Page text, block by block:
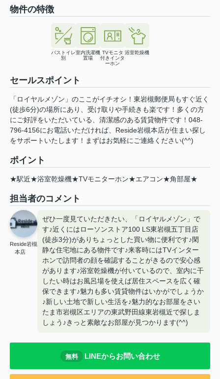
物件の特徴
バストイレ
別
室内洗濯機
置場
TVモニタ
付きインタ
ーホン
浴室乾燥機
セールスポイント
「ロイヤルメゾン」のここがイチオシ！東岩槻郵便局もすぐ近く
(徒歩6分)の場所にあり、受け取りや手続きも楽です！多くの方
にご好評をいただいている、清潔感のある賃貸物件です！048-
796-4156にお電話いただければ、Reside岩槻本店が住まい探し
をサポートいたします！まずはお気軽にご連絡ください(^^)
ポイント
★駅近★浴室乾燥機★TVモニターホン★エアコン★角部屋★
担当者のコメント
Reside岩槻
本店
ぜひ一度見ていただきたい、「ロイヤルメゾン」で
す♪近くにはローソンストア100 LS東岩槻五丁目店
(徒歩3分)がありちょっとした買い物に便利です♪閑
静な住宅地にある物件です♪来客時にはTVインター
ホンで訪問者の顔を確認することがきるので安心感
があります♪浴室乾燥機が付いているので、室内に干
したい時はお風呂場を使えば居住スペースを広く確
保できます♪魅力も多い賃貸物件はいかがでしょうか
♪新しい土地で新しい生活を♪魅力的なお部屋をさい
たま市岩槻区エリアの東武野田線東岩槻近で探しま
しょう♪きっと素敵なお部屋が見つかります(^^)
無料 LINEからお問い合わせ